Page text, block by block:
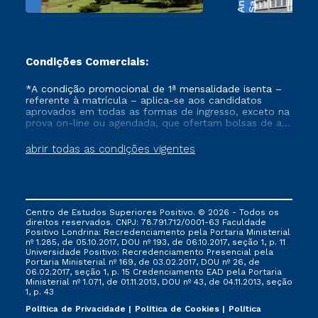
Condições Comerciais:
abrir todas as condições vigentes
*A condição promocional de 1ª mensalidade isenta –
referente à matrícula – aplica-se aos candidatos
aprovados em todas as formas de ingresso, exceto na
prova on-line ou agendada, que ofertam bolsas de até
vigente, que ainda não tenham efetivado e/ou não
tenham cancelado ou trancado sua matrícula em uma
via FIES, Prouni e outros programas governamentais, e
não se acumula com nenhuma outra campanha
ofertada pela Instituição.
Centro de Estudos Superiores Positivo. © 2026 - Todos os
direitos reservados. CNPJ: 78.791.712/0001-63 Faculdade
Positivo Londrina: Recredenciamento pela Portaria Ministerial
nº 1.285, de 05.10.2017, DOU nº 193, de 06.10.2017, seção 1, p. 11
Universidade Positivo: Recredenciamento Presencial ​pela
Portaria Ministerial nº 169, de 03.02.2017, DOU nº 26, de
06.02.2017, seção 1, p. 15 Credenciamento EAD pela Portaria
Ministerial nº 1.071, de 01.11.2013, DOU nº 43, de 04.11.2013, seção
1, p. 43
Política de Privacidade
Política de Cookies Política